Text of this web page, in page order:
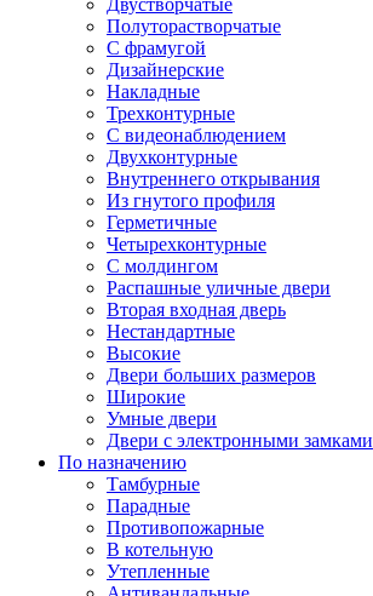
Двустворчатые
Полуторастворчатые
С фрамугой
Дизайнерские
Накладные
Трехконтурные
С видеонаблюдением
Двухконтурные
Внутреннего открывания
Из гнутого профиля
Герметичные
Четырехконтурные
С молдингом
Распашные уличные двери
Вторая входная дверь
Нестандартные
Высокие
Двери больших размеров
Широкие
Умные двери
Двери с электронными замками
По назначению
Тамбурные
Парадные
Противопожарные
В котельную
Утепленные